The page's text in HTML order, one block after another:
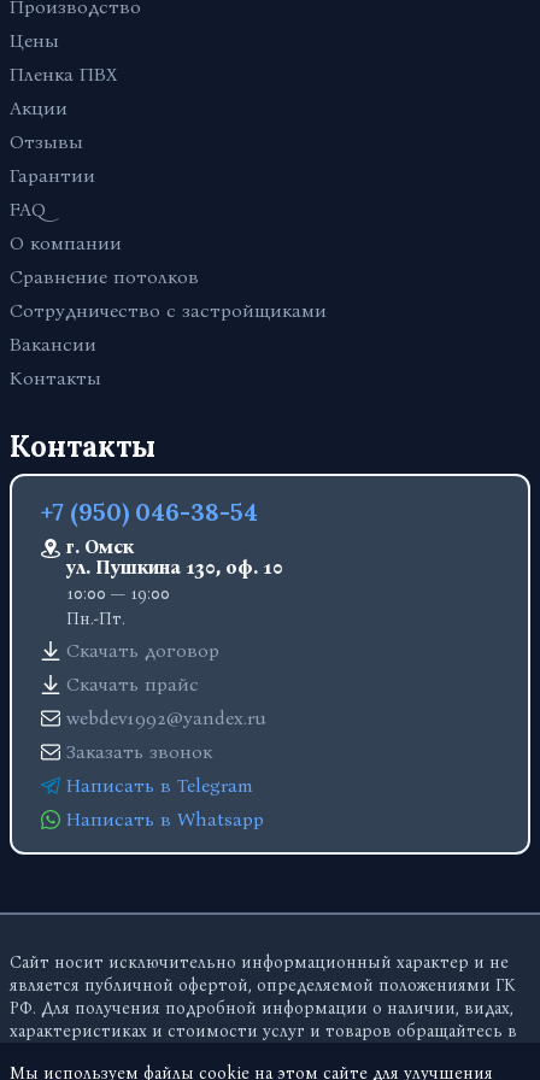
Производство
Цены
Пленка ПВХ
Акции
Отзывы
Гарантии
FAQ
О компании
Сравнение потолков
Сотрудничество с застройщиками
Вакансии
Контакты
Контакты
+7 (950) 046-38-54
г. Омск
ул. Пушкина 130, оф. 10
10:00 — 19:00
Пн.-Пт.
Скачать договор
Скачать прайс
webdev1992@yandex.ru
Заказать звонок
Написать в Telegram
Написать в Whatsapp
Сайт носит исключительно информационный характер и не
является публичной офертой, определяемой положениями ГК
РФ. Для получения подробной информации о наличии, видах,
характеристиках и стоимости услуг и товаров обращайтесь в
Мы используем файлы cookie на этом сайте для улучшения